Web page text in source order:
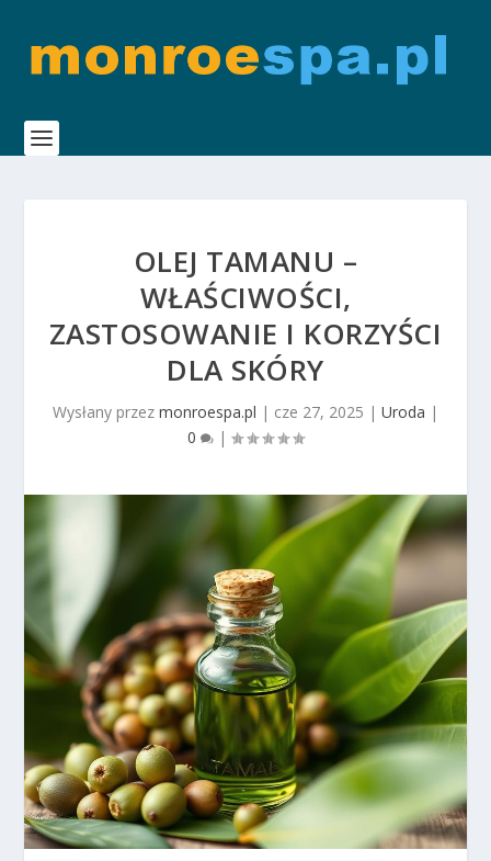
OLEJ TAMANU –
WŁAŚCIWOŚCI,
ZASTOSOWANIE I KORZYŚCI
DLA SKÓRY
Wysłany przez monroespa.pl | cze 27, 2025 | Uroda |
0
|